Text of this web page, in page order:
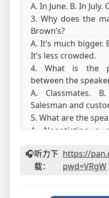
A. In June. B. In July.
3. Why does the
Brown’s?
A. It’s much bigger.
It’s less crowded.
4. What is the
between the
A. Classmates.
Salesman and
5. What are the
A. Negotiating a
第二节（共15小题
分）
🎧听力下
载：
https://
pwd=VRgW